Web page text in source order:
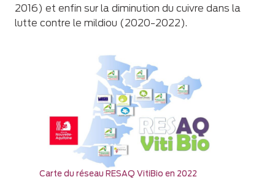
2016) et enfin sur la diminution du cuivre dans la
lutte contre le mildiou (2020-2022).
Carte du réseau RESAQ VitiBio en 2022